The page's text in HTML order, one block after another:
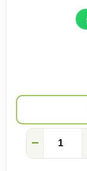
篇】
−